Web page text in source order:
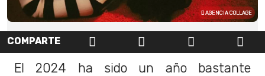
AGENCIA COLLAGE
COMPARTE
El 2024 ha sido un año bastante